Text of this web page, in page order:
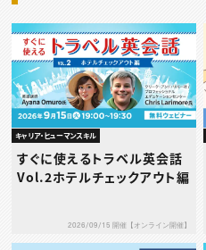
キャリア・ヒューマンスキル
すぐに使えるトラベル英会話
Vol.2ホテルチェックアウト編
2026/09/15 開催【オンライン開催】